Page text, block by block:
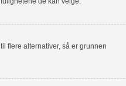
flere alternativer, så er grunnen